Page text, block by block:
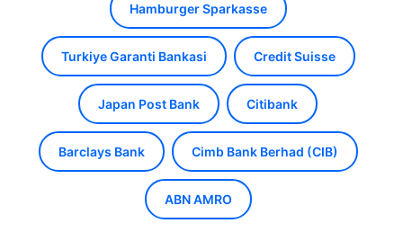
Hamburger Sparkasse
Turkiye Garanti Bankasi Credit Suisse
Japan Post Bank Citibank
Barclays Bank Cimb Bank Berhad (CIB)
ABN AMRO